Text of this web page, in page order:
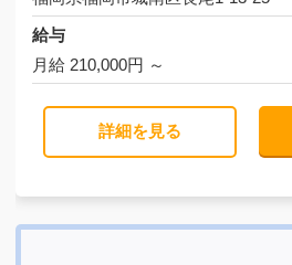
給与
月給 210,000円 ～
詳細を見る